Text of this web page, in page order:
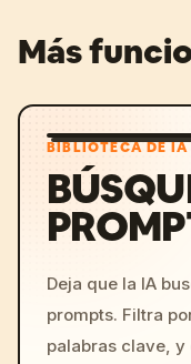
Más
BIBLIOTECA DE IA
Deja que la IA
prompts. Filtra
palabras clave,